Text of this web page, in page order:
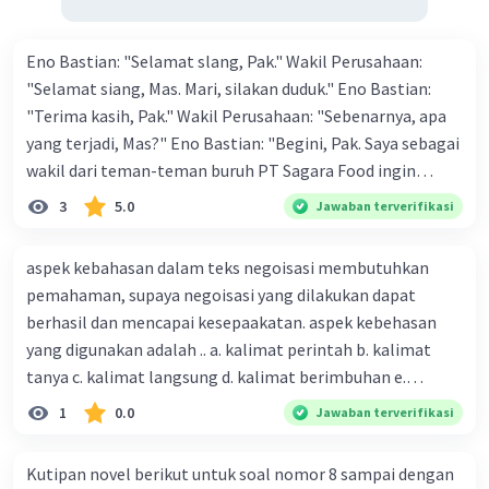
tersebut informatif dan berguna bagi pembaca.
Ini juga membantu dalam menjaga keakuratan
dan relevansi data yang disajikan.
Beri Rating·5.0( 1) Balas
Eno Bastian: "Selamat slang, Pak." Wakil Perusahaan:
"Selamat siang, Mas. Mari, silakan duduk." Eno Bastian:
"Terima kasih, Pak." Wakil Perusahaan: "Sebenarnya, apa
yang terjadi, Mas?" Eno Bastian: "Begini, Pak. Saya sebagai
wakil dari teman-teman buruh PT Sagara Food ingin
menyampaikan beberapa hal kepada Bapak." Wakil
Perusahaan: "Silakan Anda sampaikan." Eno Bastian:
ingin menanyakan gaji kami sekarang, Pak." Wakil
Perusahaan: "Maksud Anda?" Eno Bastian: "Menurut
ketetapan gubernur, upah minimal Kabupaten Sukamaju
sekarang mencapai Rp2.513.000,00, sedangkan gaji kami
sekarang masih Rp2.250.000,00." Wakil Perusahaan: "Maaf,
Mas. Biaya produksi awal tahun ini sedang melonjak. Harga
belum bisa memenuhi permintaan buruh." Eno Bastian:
3 5.0 Jawaban terverifikasi
aspek kebahasan dalam teks negoisasi membutuhkan
pemahaman, supaya negoisasi yang dilakukan dapat
berhasil dan mencapai kesepaakatan. aspek kebehasan
yang digunakan adalah .. a. kalimat perintah b. kalimat
tanya c. kalimat langsung d. kalimat berimbuhan e.
kalimat kausalitas
1 0.0 Jawaban terverifikasi
Kutipan novel berikut untuk soal nomor 8 sampai dengan